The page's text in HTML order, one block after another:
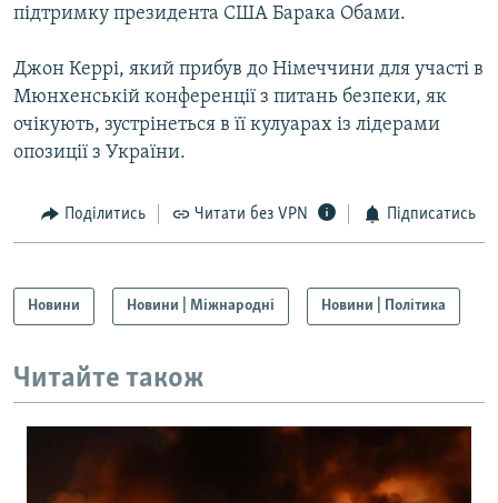
підтримку президента США Барака Обами.
Джон Керрі, який прибув до Німеччини для участі в
Мюнхенській конференції з питань безпеки, як
очікують, зустрінеться в її кулуарах із лідерами
опозиції з України.
Поділитись Читати без VPN Підписатись
Новини Новини | Міжнародні Новини | Політика
Читайте також